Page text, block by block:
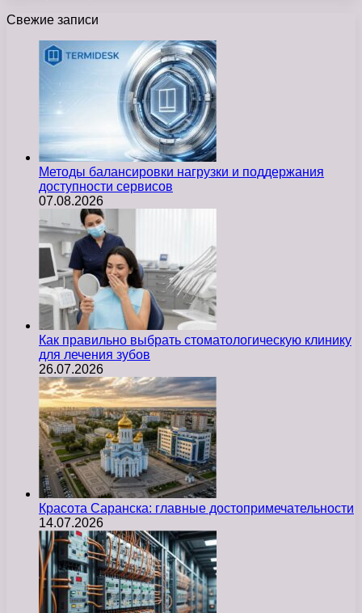
Свежие записи
Методы балансировки нагрузки и поддержания
доступности сервисов
07.08.2026
Как правильно выбрать стоматологическую клинику
для лечения зубов
26.07.2026
Красота Саранска: главные достопримечательности
14.07.2026